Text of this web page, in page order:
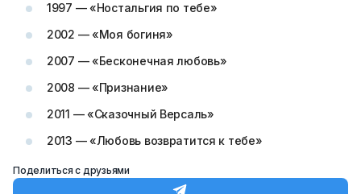
1997 — «Ностальгия по тебе»
2002 — «Моя богиня»
2007 — «Бесконечная любовь»
2008 — «Признание»
2011 — «Сказочный Версаль»
2013 — «Любовь возвратится к тебе»
Поделиться с друзьями